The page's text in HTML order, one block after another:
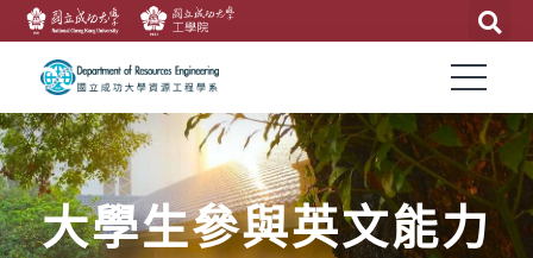
大學生參與英文能力